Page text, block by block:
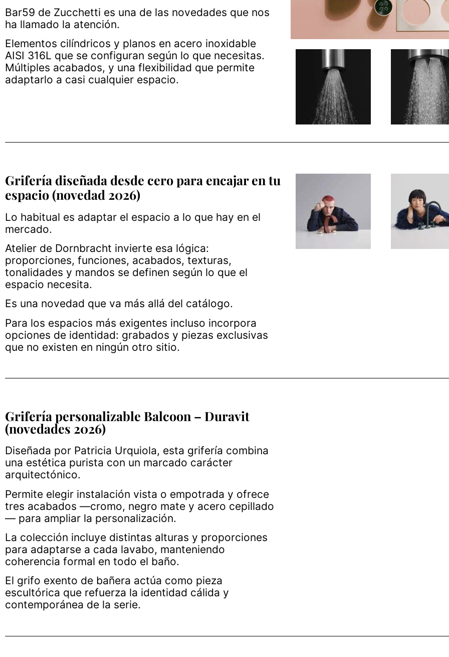
Bar59 de Zucchetti es una de las novedades que nos
ha llamado la atención.
Elementos cilíndricos y planos en acero inoxidable
AISI 316L que se configuran según lo que necesitas.
Múltiples acabados, y una flexibilidad que permite
adaptarlo a casi cualquier espacio.
Grifería diseñada desde cero para encajar en tu
espacio(novedad 2026)
Lo habitual es adaptar el espacio a lo que hay en el
mercado.
Atelier de Dornbracht invierte esa lógica:
proporciones, funciones, acabados, texturas,
tonalidades y mandos se definen según lo que el
espacio necesita.
Es una novedad que va más allá del catálogo.
Para los espacios más exigentes incluso incorpora
opciones de identidad: grabados y piezas exclusivas
que no existen en ningún otro sitio.
Grifería personalizable Balcoon – Duravit
(novedades 2026)
Diseñada por Patricia Urquiola, esta grifería combina
una estética purista con un marcado carácter
arquitectónico.
Permite elegir instalación vista o empotrada y ofrece
tres acabados —cromo, negro mate y acero cepillado
— para ampliar la personalización.
La colección incluye distintas alturas y proporciones
para adaptarse a cada lavabo, manteniendo
coherencia formal en todo el baño.
El grifo exento de bañera actúa como pieza
escultórica que refuerza la identidad cálida y
contemporánea de la serie.